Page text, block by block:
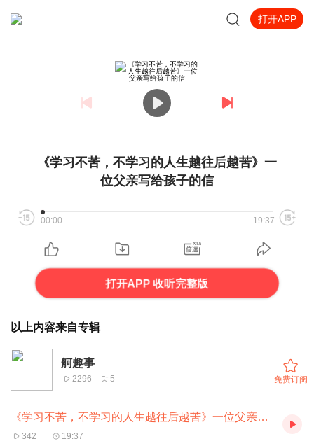
打开APP
《学习不苦，不学习的人生越往后越苦》一
位父亲写给孩子的信
00:00 19:37
打开APP 收听完整版
以上内容来自专辑
舸趣事
2296 5 免费订阅
《学习不苦，不学习的人生越往后越苦》一位父亲写给孩子的信
342 19:37